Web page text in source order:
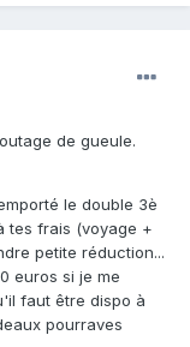
de gueule.
le double 3è
tes frais (voyage +
petite réduction...
euros si je me
faut être dispo à
pourraves